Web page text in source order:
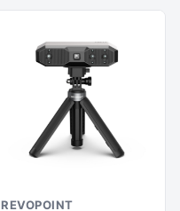
REVOPOINT